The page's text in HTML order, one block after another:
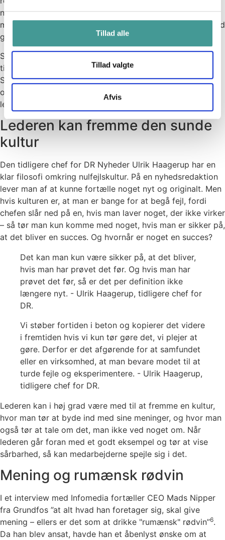
Tillad alle
Tillad valgte
Afvis
nødvendigt at stile efter et minimum af fejl, og ligeledes
må fejl ikke blive en sovepude, hvor sjusk og ligegyldighed
giver venstrehåndsarbejde.
Som menneske har vi ikke lyst til at fejle, men fejl er med
til at udvikle organisationen, hvis vi lærer af vores fejl.
Samtidig kan vi se, at det fremmer arbejdslysten og
oplevelsen af mening, når vi tør at fejle. Hvordan kan
lederen være med til at understøtte sådan en kultur?
Lederen kan fremme den sunde
kultur
Den tidligere chef for DR Nyheder Ulrik Haagerup har en
klar filosofi omkring nulfejlskultur. På en nyhedsredaktion
lever man af at kunne fortælle noget nyt og originalt. Men
hvis kulturen er, at man er bange for at begå fejl, fordi
chefen slår ned på en, hvis man laver noget, der ikke virker
– så tør man kun komme med noget, hvis man er sikker på,
at det bliver en succes. Og hvornår er noget en succes?
Det kan man kun være sikker på, at det bliver,
hvis man har prøvet det før. Og hvis man har
prøvet det før, så er det per definition ikke
længere nyt. - Ulrik Haagerup, tidligere chef for
DR.
Vi støber fortiden i beton og kopierer det videre
i fremtiden hvis vi kun tør gøre det, vi plejer at
gøre. Derfor er det afgørende for at samfundet
eller en virksomhed, at man bevare modet til at
turde fejle og eksperimentere. - Ulrik Haagerup,
tidligere chef for DR.
Lederen kan i høj grad være med til at fremme en kultur,
hvor man tør at byde ind med sine meninger, og hvor man
også tør at tale om det, man ikke ved noget om. Når
lederen går foran med et godt eksempel og tør at vise
sårbarhed, så kan medarbejderne spejle sig i det.
Mening og rumænsk rødvin
I et interview med Infomedia fortæller CEO Mads Nipper
fra Grundfos ”at alt hvad han foretager sig, skal give
mening – ellers er det som at drikke "rumænsk" rødvin”6.
Da han blev ansat, havde han et åbenlyst ønske om at